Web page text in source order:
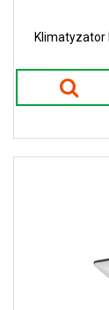
Klimatyzator